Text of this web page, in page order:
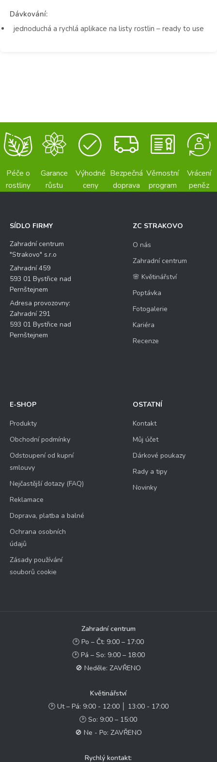
Dávkování:
jednoduchá a rychlá aplikace na listy rostlin – ready to use
Péče o
rostliny
Garance
růstu
Výhodné
ceny
Bezpečná
doprava
Věrnostní
program
Vrácení
peněz
SÍDLO FIRMY
Zahradní centrum
"Strakovo" s.r.o
Zahradní 459
593 01 Bystřice nad
Pernštejnem
Adresa provozovny:
Zahradní 291
593 01 Bystřice nad
Pernštejnem
ZC STRAKOVO
O nás
Zahradní centrum
🌸 Květinářství
Poptávka
Fotogalerie
Kariéra
Recenze
E-SHOP
Produkty
Obchodní podmínky
Odstoupení od kupní
smlouvy
Nejčastější dotazy (FAQ)
Reklamace
Doprava, platba a balné
Ochrana osobních
údajů
Zásady používání
souborů cookie
OSTATNÍ
Kontakt
Můj účet
Dárkové poukazy
Rady a tipy
Novinky
Zahradní centrum
🕑 Po – Čt: 9:00 – 17:00
🕑 Pá – So: 9:00 – 18:00
🚫 Neděle: ZAVŘENO
Květinářství
🕑 Ut – Pá: 9:00 - 12:00 │ 13:00 - 17:00
🕑 So: 9:00 – 15:00
🚫 Ne - Po: ZAVŘENO
Rychlý kontakt: